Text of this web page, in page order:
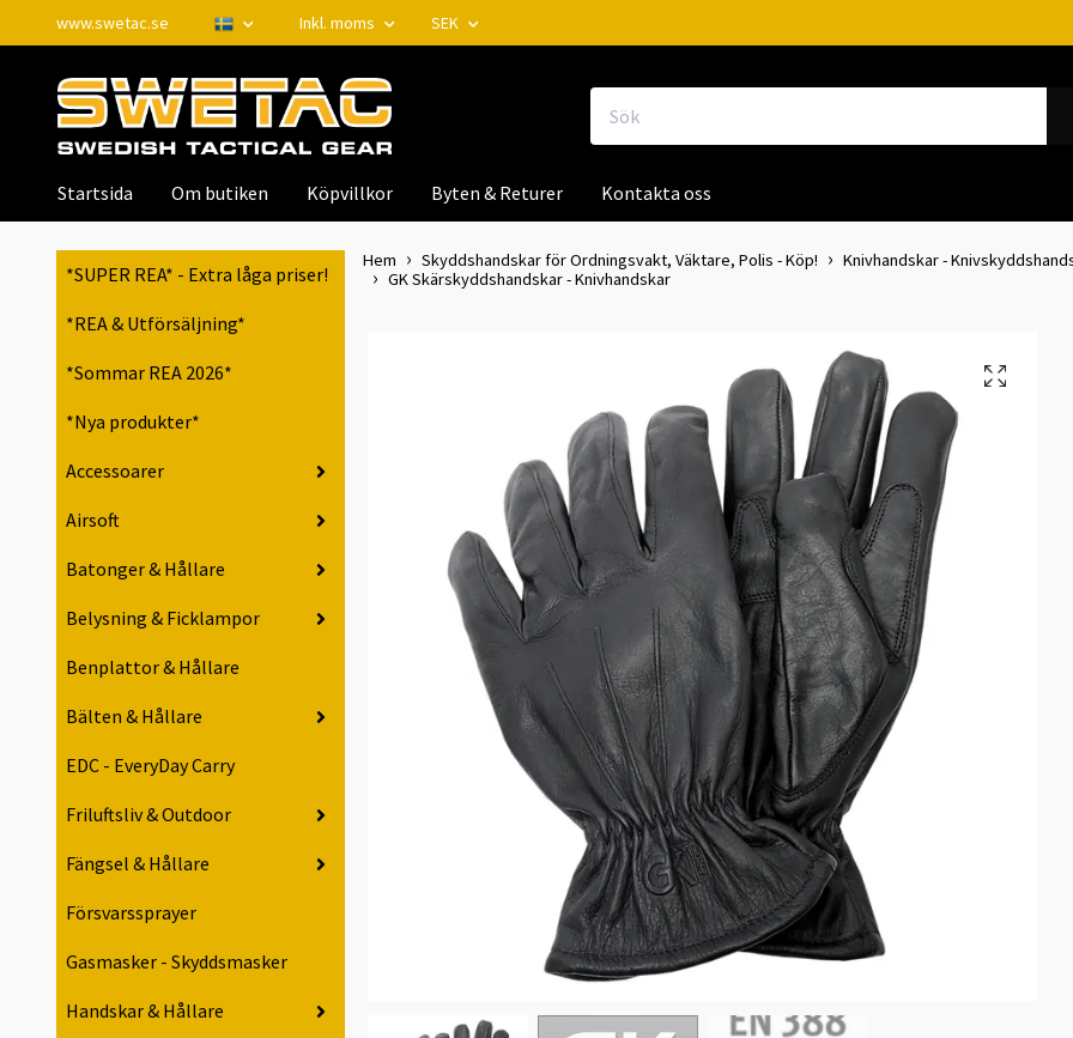
www.swetac.se Inkl. moms SEK
Startsida Om butiken Köpvillkor Byten & Returer Kontakta oss
*SUPER REA* - Extra låga priser!
*REA & Utförsäljning*
*Sommar REA 2026*
*Nya produkter*
Accessoarer
Airsoft
Batonger & Hållare
Belysning & Ficklampor
Benplattor & Hållare
Bälten & Hållare
EDC - EveryDay Carry
Friluftsliv & Outdoor
Fängsel & Hållare
Försvarssprayer
Gasmasker - Skyddsmasker
Handskar & Hållare
Hem Skyddshandskar för Ordningsvakt, Väktare, Polis - Köp!
Knivhandskar -
GK Skärskyddshandskar - Knivhandskar